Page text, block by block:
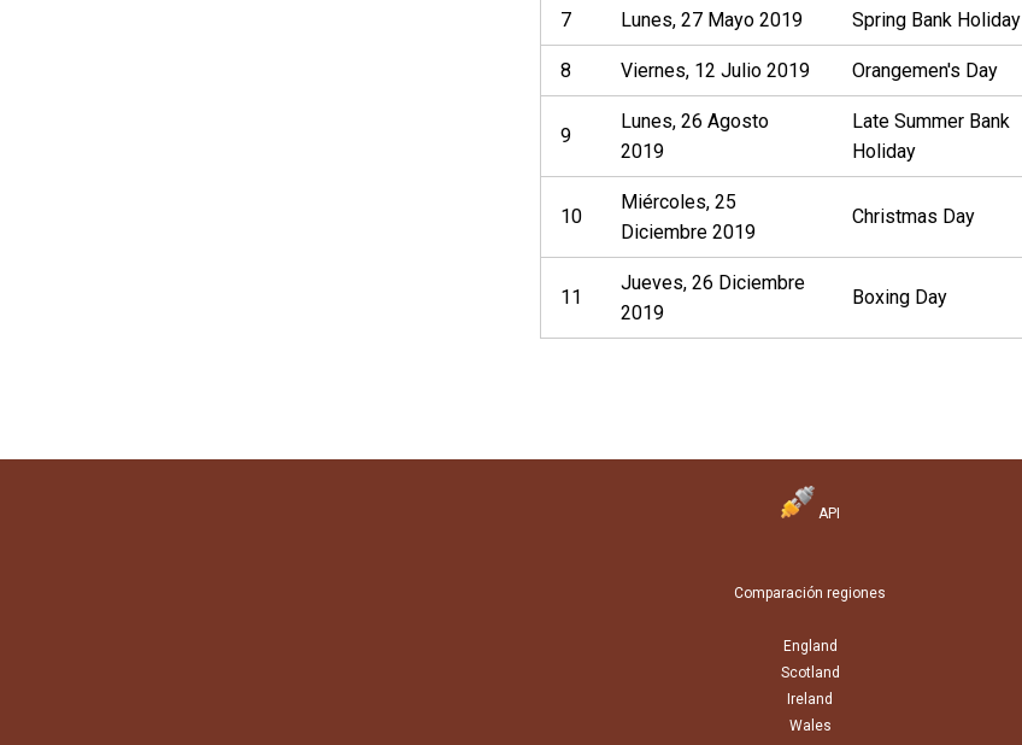
7 Lunes, 27 Mayo 2019 Spring Bank Holiday
8 Viernes, 12 Julio 2019 Orangemen's Day
9
Lunes, 26 Agosto
2019
Late Summer Bank
Holiday
10
Miércoles, 25
Diciembre 2019
Christmas Day
11
Jueves, 26 Diciembre
2019
Boxing Day
API
Comparación regiones
England
Scotland
Ireland
Wales